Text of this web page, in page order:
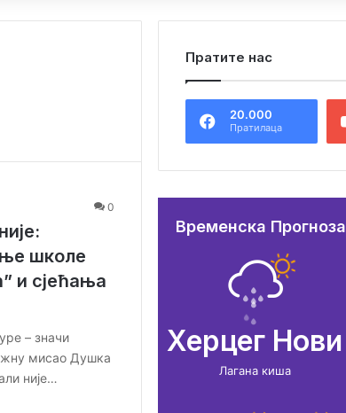
0
школе
и сјећања
– значи
мисао Душка
није…
Пратите нас
20.000
Пратилаца
Временска Прогноза
Херцег Нови
Лагана киша